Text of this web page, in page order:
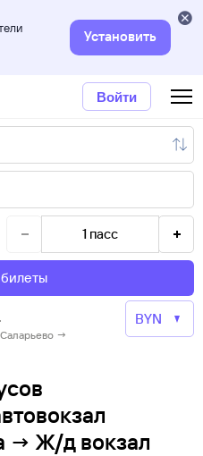
Установить
Войти
1 пасс
·
→
→ Ж/д вокзал